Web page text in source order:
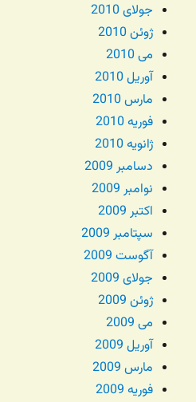
جولای 2010
ژوئن 2010
می 2010
آوریل 2010
مارس 2010
فوریه 2010
ژانویه 2010
دسامبر 2009
نوامبر 2009
اکتبر 2009
سپتامبر 2009
آگوست 2009
جولای 2009
ژوئن 2009
می 2009
آوریل 2009
مارس 2009
فوریه 2009